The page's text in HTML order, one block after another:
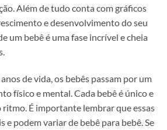
Além de tudo conta com gráficos
e desenvolvimento do seu
um bebê é uma fase incrível e cheia
de vida, os bebês passam por um
físico e mental. Cada bebê é único e
ritmo. É importante lembrar que essas
e podem variar de bebê para bebê. Se